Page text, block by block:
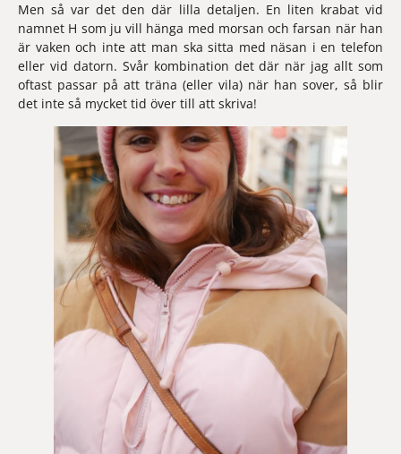
Men så var det den där lilla detaljen. En liten krabat vid
namnet H som ju vill hänga med morsan och farsan när han
är vaken och inte att man ska sitta med näsan i en telefon
eller vid datorn. Svår kombination det där när jag allt som
oftast passar på att träna (eller vila) när han sover, så blir
det inte så mycket tid över till att skriva!